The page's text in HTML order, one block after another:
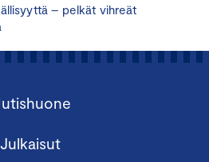
– pelkät vihreät
Julkaisut